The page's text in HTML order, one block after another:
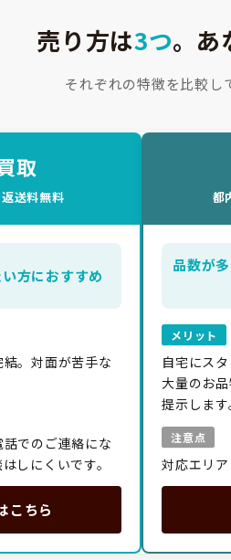
売り方は3つ。 あ
それぞれの特徴を比較し
取
送料無料
方におすすめ
。対面が苦手な
でのご連絡にな
しにくいです。
こちら
都
品数が
メリット
自宅にス
大量のお
提示します
注意点
対応エリア